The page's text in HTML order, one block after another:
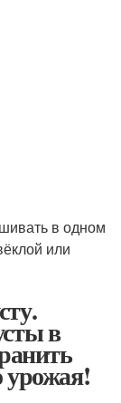
в одном
или
в
урожая!